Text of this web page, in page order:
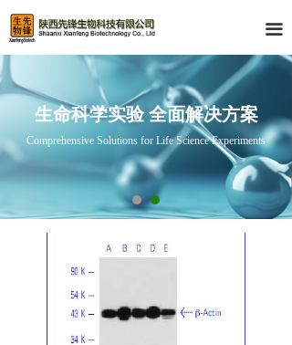
끀
首页
技术服务
资料下载
关于我们
IHC与IF 产品
Western-Blot产品
生命科学实验 全面解决方案
Comprehensive Solutions for Life Science Experiments